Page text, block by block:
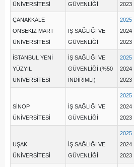
ÜNİVERSİTESİ
GÜVENLİĞİ
2023
ÇANAKKALE
ONSEKİZ MART
ÜNİVERSİTESİ
İŞ SAĞLIĞI VE
GÜVENLİĞİ
2025
2024
2023
İSTANBUL YENİ
YÜZYIL
ÜNİVERSİTESİ
İŞ SAĞLIĞI VE
GÜVENLİĞİ (%50
İNDİRİMLİ)
2025
2024
2023
SİNOP
ÜNİVERSİTESİ
İŞ SAĞLIĞI VE
GÜVENLİĞİ
2025
2024
2023
UŞAK
ÜNİVERSİTESİ
İŞ SAĞLIĞI VE
GÜVENLİĞİ
2025
2024
2023